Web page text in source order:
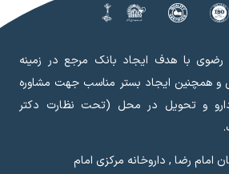
با هدف ایجاد بانک مرجع در زمینه
و همچنین ایجاد بستر مناسب جهت مشاوره
و تحویل در محل (تحت نظارت دکتر
امام رضا , داروخانه مرکزی امام